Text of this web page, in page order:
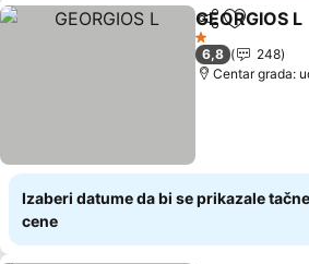
Deli Dodati u
GEORGIOS L
1 Zvezdice
6,8
248
Centar grada:
Izaberi datume da bi se prikazale tačne
cene